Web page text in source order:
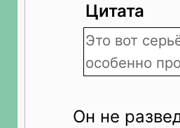
Цитата
Это вот
особенно
Он не